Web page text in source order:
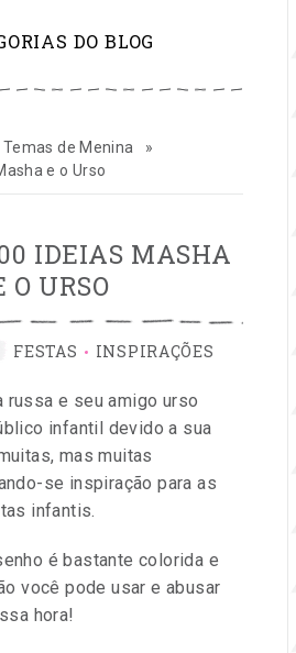
DO BLOG
Temas de Menina
»
e o Urso
IDEIAS MASHA
O URSO
por
Lira
CATEGORIAS:
FESTAS INSPIRAÇÕES
russa e seu amigo urso
infantil devido a sua
mas muitas
se inspiração para as
infantis.
é bastante colorida e
você pode usar e abusar
hora!